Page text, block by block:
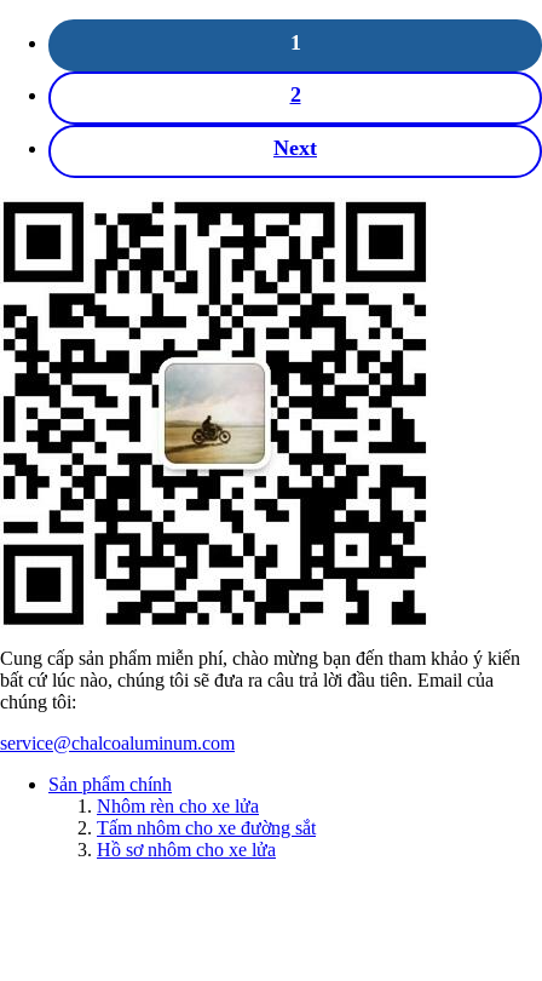
1
2
Next
Cung cấp sản phẩm miễn phí, chào mừng bạn đến tham khảo ý kiến
bất cứ lúc nào, chúng tôi sẽ đưa ra câu trả lời đầu tiên. Email của
chúng tôi:
service@chalcoaluminum.com
Sản phẩm chính
Nhôm rèn cho xe lửa
Tấm nhôm cho xe đường sắt
Hồ sơ nhôm cho xe lửa